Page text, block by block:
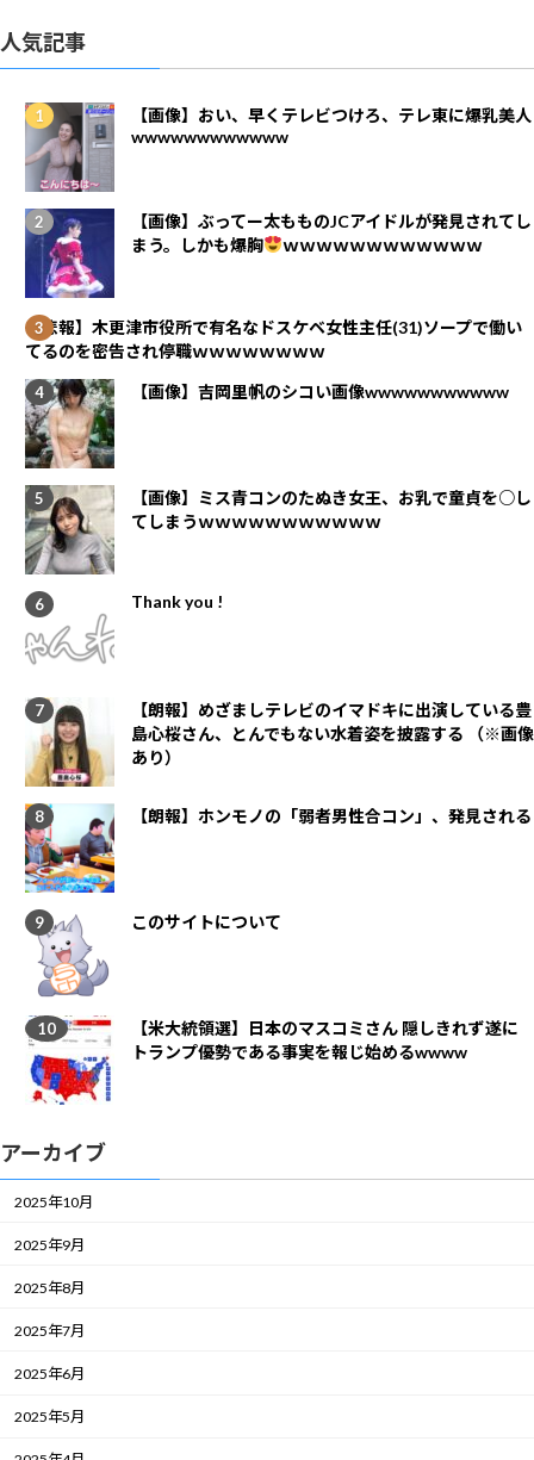
人気記事
【画像】おい、早くテレビつけろ、テレ東に爆乳美人
wwwwwwwwwwww
【画像】ぶってー太もものJCアイドルが発見されてし
まう。しかも爆胸
ｗｗｗｗｗｗｗｗｗｗｗｗ
【悲報】木更津市役所で有名なドスケベ女性主任(31)ソープで働い
てるのを密告され停職ｗｗｗｗｗｗｗｗ
【画像】吉岡里帆のシコい画像wwwwwwwwwww
【画像】ミス青コンのたぬき女王、お乳で童貞を○し
てしまうｗｗｗｗｗｗｗｗｗｗｗ
Thank you !
【朗報】めざましテレビのイマドキに出演している豊
島心桜さん、とんでもない水着姿を披露する （※画像
あり）
【朗報】ホンモノの「弱者男性合コン」、発見される
このサイトについて
【米大統領選】日本のマスコミさん 隠しきれず遂に
トランプ優勢である事実を報じ始めるwwww
アーカイブ
2025年10月
2025年9月
2025年8月
2025年7月
2025年6月
2025年5月